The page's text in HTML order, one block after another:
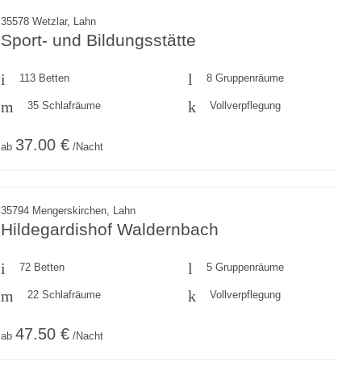
35578 Wetzlar, Lahn
Sport- und Bildungsstätte
113 Betten 8 Gruppenräume
35 Schlafräume Vollverpflegung
ab 37.00 € /Nacht
35794 Mengerskirchen, Lahn
Hildegardishof Waldernbach
72 Betten 5 Gruppenräume
22 Schlafräume Vollverpflegung
ab 47.50 € /Nacht